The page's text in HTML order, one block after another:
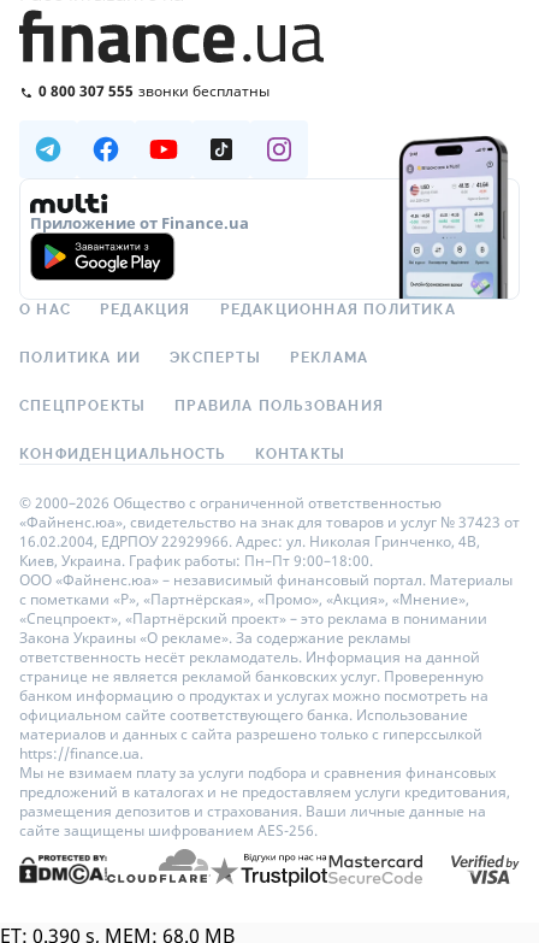
0 800 307 555 звонки бесплатны
Приложение от Finance.ua
О НАС РЕДАКЦИЯ РЕДАКЦИОННАЯ ПОЛИТИКА
ПОЛИТИКА ИИ ЭКСПЕРТЫ РЕКЛАМА
СПЕЦПРОЕКТЫ ПРАВИЛА ПОЛЬЗОВАНИЯ
КОНФИДЕНЦИАЛЬНОСТЬ КОНТАКТЫ
© 2000–2026 Общество с ограниченной ответственностью
«Файненс.юа», свидетельство на знак для товаров и услуг № 37423 от
16.02.2004, ЕДРПОУ 22929966. Адрес: ул. Николая Гринченко, 4В,
Киев, Украина. График работы: Пн–Пт 9:00–18:00.
ООО «Файненс.юа» – независимый финансовый портал. Материалы
с пометками «Р», «Партнёрская», «Промо», «Акция», «Мнение»,
«Спецпроект», «Партнёрский проект» – это реклама в понимании
Закона Украины «О рекламе». За содержание рекламы
ответственность несёт рекламодатель. Информация на данной
странице не является рекламой банковских услуг. Проверенную
банком информацию о продуктах и услугах можно посмотреть на
официальном сайте соответствующего банка. Использование
материалов и данных с сайта разрешено только с гиперссылкой
https://finance.ua.
Мы не взимаем плату за услуги подбора и сравнения финансовых
предложений в каталогах и не предоставляем услуги кредитования,
размещения депозитов и страхования. Ваши личные данные на
сайте защищены шифрованием AES-256.
ET: 0.390 s, MEM: 68.0 MB